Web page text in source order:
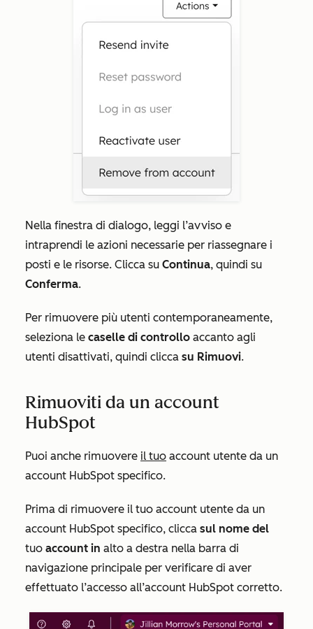
Nella finestra di dialogo, leggi l’avviso e
intraprendi le azioni necessarie per riassegnare i
posti e le risorse. Clicca su Continua, quindi su
Conferma.
Per rimuovere più utenti contemporaneamente,
seleziona le caselle di controllo accanto agli
utenti disattivati, quindi clicca su Rimuovi.
Rimuoviti da un account
HubSpot
Puoi anche rimuovere il tuo account utente da un
account HubSpot specifico.
Prima di rimuovere il tuo account utente da un
account HubSpot specifico, clicca sul nome del
tuo account in alto a destra nella barra di
navigazione principale per verificare di aver
effettuato l’accesso all’account HubSpot corretto.